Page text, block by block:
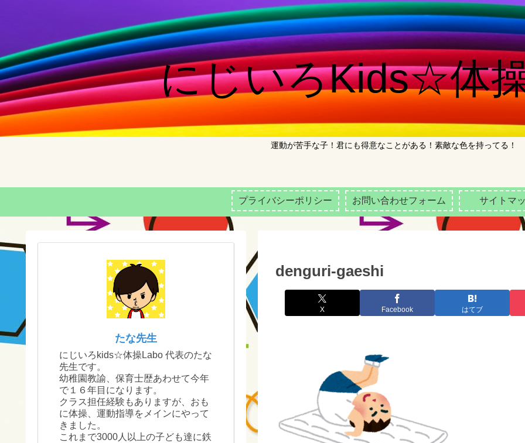
にじいろKids☆体
運動が苦手な子！君にも得意なことがある！素敵な色を持ってる！
プライバシーポリシー お問い合わせフォーム サイトマ
denguri-gaeshi
X Facebook はてブ
たな先生
にじいろkids☆体操Labo 代表のたな
先生です。
幼稚園教諭、保育士歴あわせて今年
で１６年目になります。
クラス担任経験もありますが、おも
に体操、運動指導をメインにやって
きました。
これまで3000人以上の子ども達に鉄